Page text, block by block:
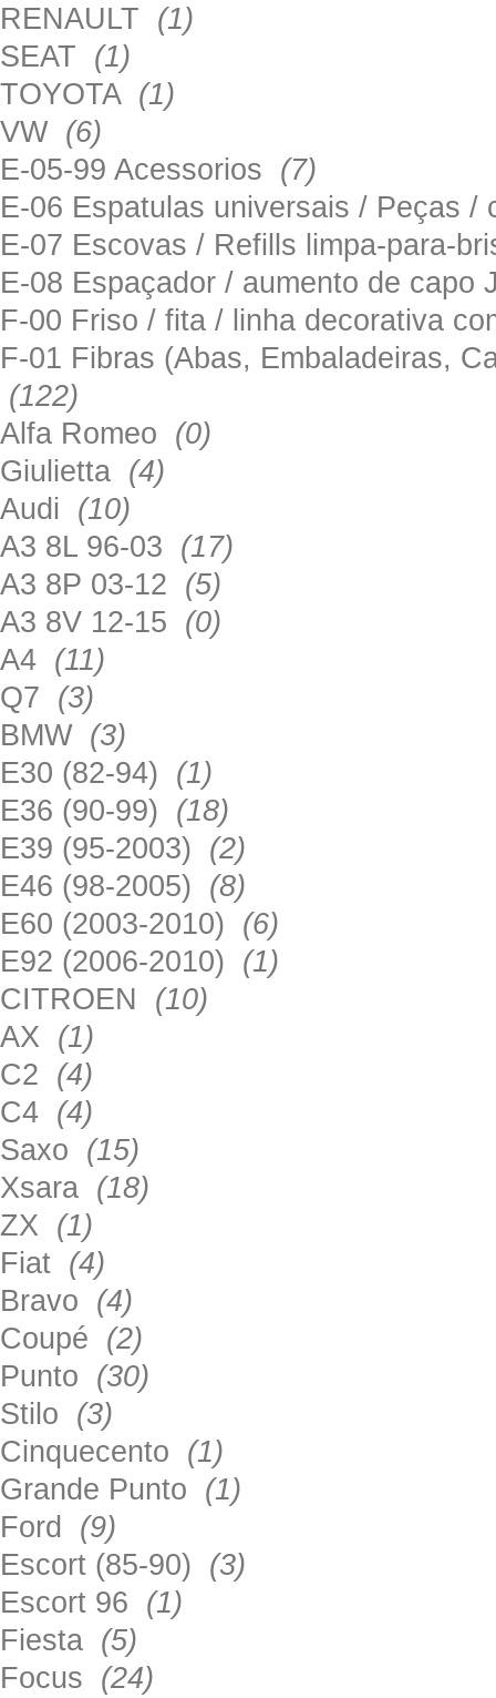
RENAULT (1)
SEAT (1)
TOYOTA (1)
VW (6)
E-05-99 Acessorios (7)
E-06 Espatulas universais / Peças
E-07 Escovas / Refills limpa-para-
E-08 Espaçador / aumento de
F-00 Friso / fita / linha decorativa
F-01 Fibras (Abas, Embaladeiras,
(122)
Alfa Romeo (0)
Giulietta (4)
Audi (10)
A3 8L 96-03 (17)
A3 8P 03-12 (5)
A3 8V 12-15 (0)
A4 (11)
Q7 (3)
BMW (3)
E30 (82-94) (1)
E36 (90-99) (18)
E39 (95-2003) (2)
E46 (98-2005) (8)
E60 (2003-2010) (6)
E92 (2006-2010) (1)
CITROEN (10)
AX (1)
C2 (4)
C4 (4)
Saxo (15)
Xsara (18)
ZX (1)
Fiat (4)
Bravo (4)
Coupé (2)
Punto (30)
Stilo (3)
Cinquecento (1)
Grande Punto (1)
Ford (9)
Escort (85-90) (3)
Escort 96 (1)
Fiesta (5)
Focus (24)